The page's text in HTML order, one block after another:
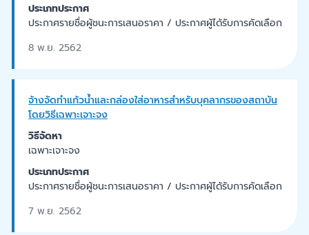
ประเภทประกาศ
ประกาศรายชื่อผู้ชนะการเสนอราคา / ประกาศผู้ได้รับการคัดเลือก
8 พ.ย. 2562
จ้างจัดทำแก้วน้ำและกล่องใส่อาหารสำหรับบุคลากรของสถาบัน
โดยวิธีเฉพาะเจาะจง
วิธีจัดหา
เฉพาะเจาะจง
ประเภทประกาศ
ประกาศรายชื่อผู้ชนะการเสนอราคา / ประกาศผู้ได้รับการคัดเลือก
7 พ.ย. 2562